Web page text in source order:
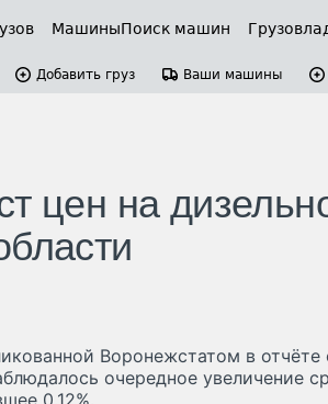
МашиныПоиск машин
Добавить груз Ваши машины
цен на
Воронежстатом в отчёте
очередное увеличение